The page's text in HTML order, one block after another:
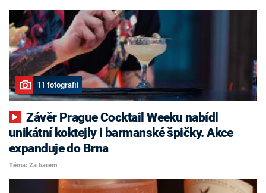
11 fotografií
Závěr Prague Cocktail Weeku nabídl
unikátní koktejly i barmanské špičky. Akce
expanduje do Brna
Téma: Za barem